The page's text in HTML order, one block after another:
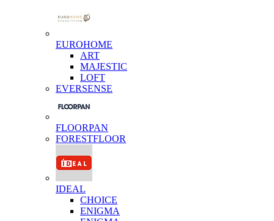
EUROHOME
ART
MAJESTIC
LOFT
EVERSENSE
FLOORPAN
FORESTFLOOR
IDEAL
CHOICE
ENIGMA